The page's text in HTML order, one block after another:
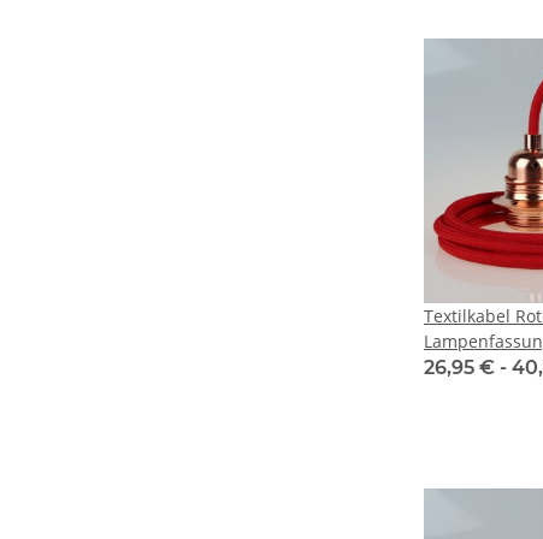
Textilkabel
verkupfert
26,95 € -